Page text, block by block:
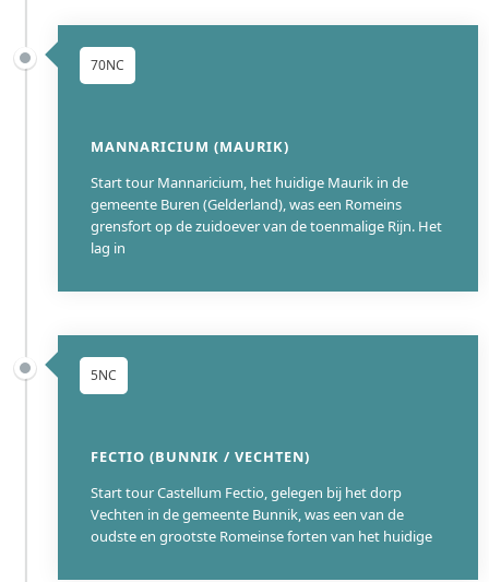
70NC
MANNARICIUM (MAURIK)
Start tour Mannaricium, het huidige Maurik in de
gemeente Buren (Gelderland), was een Romeins
grensfort op de zuidoever van de toenmalige Rijn. Het
lag in
5NC
FECTIO (BUNNIK / VECHTEN)
Start tour Castellum Fectio, gelegen bij het dorp
Vechten in de gemeente Bunnik, was een van de
oudste en grootste Romeinse forten van het huidige